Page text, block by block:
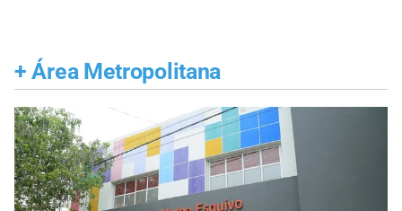
+ Área Metropolitana